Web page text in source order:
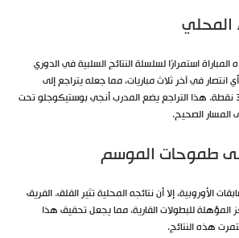
المحلي
استمرارًا لسلسلة النتائج السلبية في الدوري
انتصار في آخر ثلاث مباريات، مما جعله يتراجع إلى
المركز الثالث عشر برصيد 34 نقطة. هذا التراجع يضع المدرب أنجي بوستيكوجلو تحت
المسار الصحيح.
طموحات الموسم
الأوروبية، إلا أن نتائجه المحلية تثير القلق. الفريق
المؤهلة للبطولات القارية، مما يجعل تحقيق هذا
هذه النتائج.